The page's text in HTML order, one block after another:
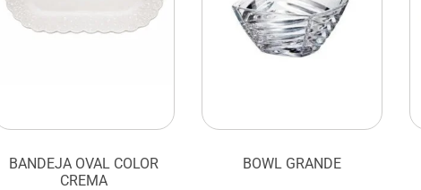
BANDEJA OVAL COLOR
CREMA
BOWL GRANDE